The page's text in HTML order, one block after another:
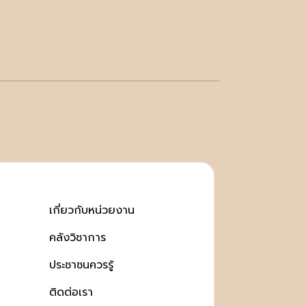
เกี่ยวกับหน่วยงาน
คลังวิชาการ
ประชาชนควรรู้
ติดต่อเรา